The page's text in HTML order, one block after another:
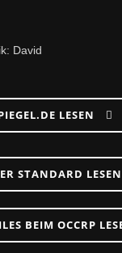
David
LESEN
STANDARD LESEN
BEIM OCCRP